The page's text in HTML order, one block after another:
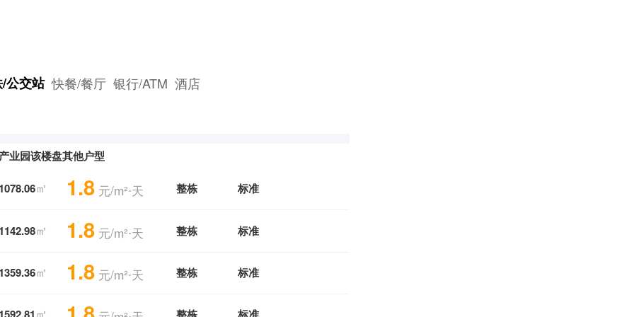
公交站 快餐/餐厅 银行/ATM 酒店
业园该楼盘其他户型
1078.06㎡ 1.8 元/m²⋅天 整栋 标准
1142.98㎡ 1.8 元/m²⋅天 整栋 标准
1359.36㎡ 1.8 元/m²⋅天 整栋 标准
㎡